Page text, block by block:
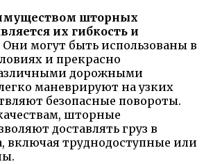
шторных
их гибкость и
Они могут быть использованы в
и прекрасно
дорожными
маневрируют на узких
безопасные повороты.
шторные
доставлять груз в
включая труднодоступные или